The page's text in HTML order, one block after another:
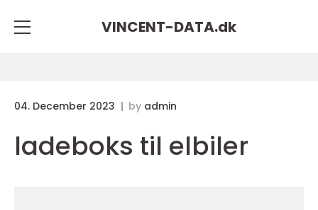
VINCENT-DATA.dk
04. December 2023 by admin
ladeboks til elbiler